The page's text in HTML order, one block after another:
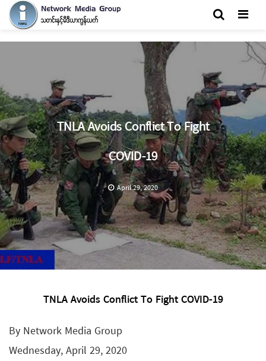
TNLA Avoids Conflict To Fight
COVID-19
April 29, 2020
TNLA Avoids Conflict To Fight COVID-19
By Network Media Group
Wednesday, April 29, 2020